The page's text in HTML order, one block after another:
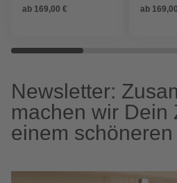
ab 169,00 €
ab
Newsletter:
machen wir Dein
einem schöneren